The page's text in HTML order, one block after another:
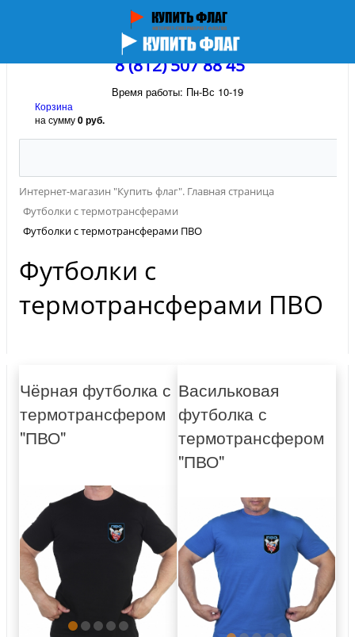
8 (812) 507 88 45
Время работы: Пн-Вс 10-19
Корзина
на сумму0 руб.
Интернет-магазин "Купить флаг". Главная страница
Футболки с термотрансферами
Футболки с термотрансферами ПВО
Футболки с
термотрансферами ПВО
Чёрная футболка с
термотрансфером
"ПВО"
Васильковая
футболка с
термотрансфером
"ПВО"